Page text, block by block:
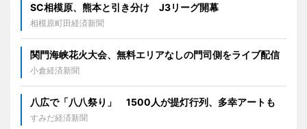
SC相模原、熊本と引き分け J3リーグ開幕
相模原町田経済新聞
関門海峡花火大会、無料エリアなしの門司側をライブ配信
小倉経済新聞
八広で「八八祭り」 1500人が提灯行列、多幸アートも
すみだ経済新聞